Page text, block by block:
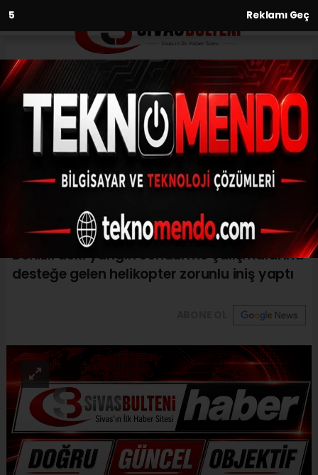
3 Reklamı Geç
Anasayfa
Denizli’deki yangın söndürme
çalışmalarına desteğe gelen
helikopter zorunlu iniş yaptı
(İHA) - İhlas Haber Ajansı | 30.07.2024 - 23:30, Güncelleme:
Denizli’deki yangın söndürme çalışmalarına
desteğe gelen helikopter zorunlu iniş yaptı